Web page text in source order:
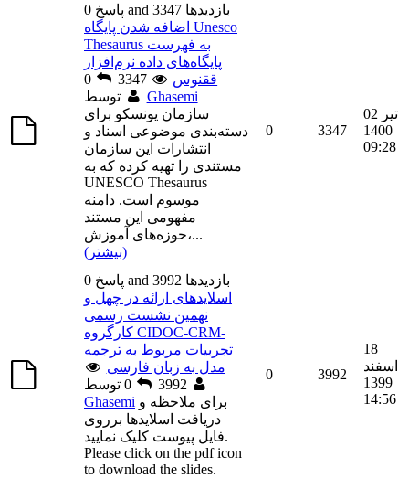
0 پاسخ and 3347 بازديدها
اضافه شدن پایگاه Unesco
Thesaurus به فهرست
پایگاه‌های داده نرم‌افزار
ققنوس
3347
Ghasemi
سازمان یونسکو برای
دسته‌بندی موضوعی اسناد و
انتشارات این سازمان
مستندی را تهیه کرده که به
UNESCO Thesaurus
موسوم است. دامنه
مفهومی این مستند
حوزه‌های آموزش،...
(بیشتر)
0 3347
02 تیر
1400
09:28
0 پاسخ and 3992 بازديدها
اسلایدهای ارائه در چهل و
نهمین نشست رسمی
کارگروه CIDOC-CRM-
تجربیات مربوط به ترجمه
مدل به زبان فارسی
3992
Ghasemi برای ملاحظه و
دریافت اسلایدها برروی
فایل پیوست کلیک نمایید.
Please click on the pdf icon
to download the slides.
0 3992
18
اسفند
1399
14:56